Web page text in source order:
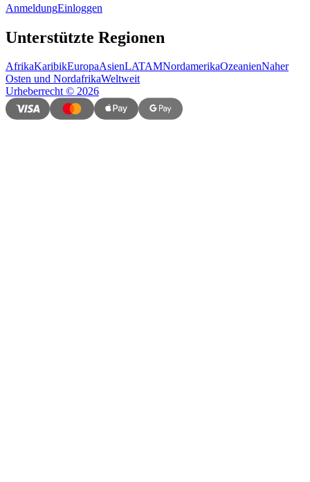
AnmeldungEinloggen
Unterstützte Regionen
AfrikaKaribikEuropaAsienLATAMNordamerikaOzeanienNaher
Osten und NordafrikaWeltweit
Urheberrecht© 2026